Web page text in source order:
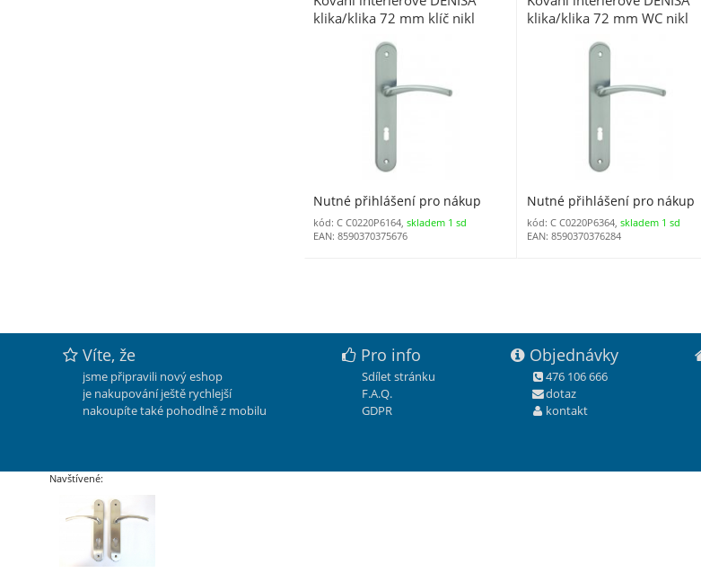
klika/klika 72 mm klíč nikl
Nutné přihlášení pro nákup
kód: C C0220P6164,skladem 1 sd
EAN: 8590370375676
klika/klika 72 mm WC nikl
Nutné přihlášení pro nákup
kód: C C0220P6364, skladem 1 sd
EAN: 8590370376284
Víte, že
jsme připravili nový eshop
je nakupování ještě rychlejší
nakoupíte také pohodlně z mobilu
Pro info
Sdílet stránku
F.A.Q.
GDPR
Objednávky
476 106 666
dotaz
kontakt
Navštívené: